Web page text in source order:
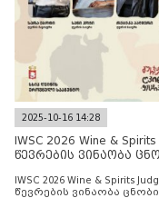
2025-10-16 14:28
IWSC 2026 Wine &
წევრების ვინაობა
IWSC 2026 Wine & Spirits
წევრების ვინაობა